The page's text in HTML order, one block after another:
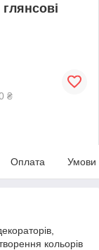
₴
Оплата Умови
кольорів